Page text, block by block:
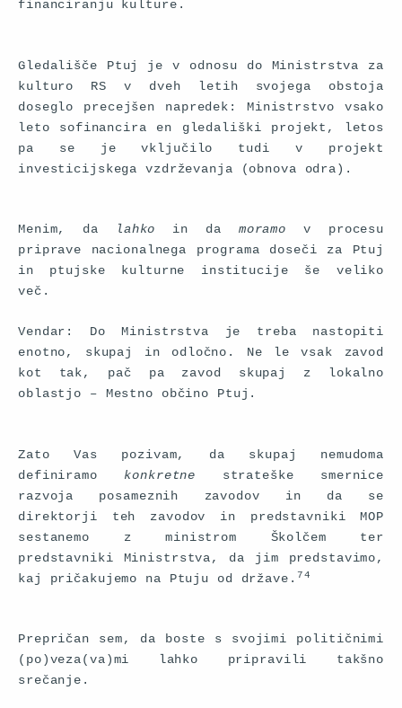
financiranju kulture.
Gledališče Ptuj je v odnosu do Ministrstva za
kulturo RS v dveh letih svojega obstoja
doseglo precejšen napredek: Ministrstvo vsako
leto sofinancira en gledališki projekt, letos
pa se je vključilo tudi v projekt
investicijskega vzdrževanja (obnova odra).
Menim, da lahko in da moramo v procesu
priprave nacionalnega programa doseči za Ptuj
in ptujske kulturne institucije še veliko
več.
Vendar: Do Ministrstva je treba nastopiti
enotno, skupaj in odločno. Ne le vsak zavod
kot tak, pač pa zavod skupaj z lokalno
oblastjo – Mestno občino Ptuj.
Zato Vas pozivam, da skupaj nemudoma
definiramo konkretne strateške smernice
razvoja posameznih zavodov in da se
direktorji teh zavodov in predstavniki MOP
sestanemo z ministrom Školčem ter
predstavniki Ministrstva, da jim predstavimo,
kaj pričakujemo na Ptuju od države. 74
Prepričan sem, da boste s svojimi političnimi
(po)veza(va)mi lahko pripravili takšno
srečanje.